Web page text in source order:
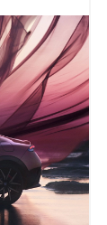
Roadster